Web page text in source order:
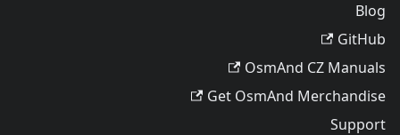
Blog
GitHub
OsmAnd CZ Manuals
Get OsmAnd Merchandise
Support